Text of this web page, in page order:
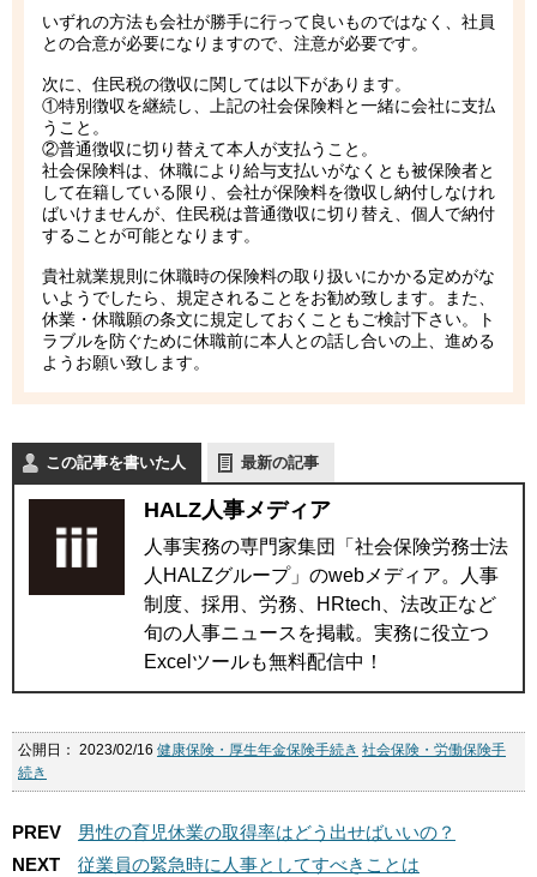
いずれの方法も会社が勝手に行って良いものではなく、社員
との合意が必要になりますので、注意が必要です。
次に、住民税の徴収に関しては以下があります。
①特別徴収を継続し、上記の社会保険料と一緒に会社に支払
うこと。
②普通徴収に切り替えて本人が支払うこと。
社会保険料は、休職により給与支払いがなくとも被保険者と
して在籍している限り、会社が保険料を徴収し納付しなけれ
ばいけませんが、住民税は普通徴収に切り替え、個人で納付
することが可能となります。
貴社就業規則に休職時の保険料の取り扱いにかかる定めがな
いようでしたら、規定されることをお勧め致します。また、
休業・休職願の条文に規定しておくこともご検討下さい。ト
ラブルを防ぐために休職前に本人との話し合いの上、進める
ようお願い致します。
この記事を書いた人 最新の記事
HALZ人事メディア
人事実務の専門家集団「社会保険労務士法
人HALZグループ」のwebメディア。人事
制度、採用、労務、HRtech、法改正など
旬の人事ニュースを掲載。実務に役立つ
Excelツールも無料配信中！
公開日： 2023/02/16 健康保険・厚生年金保険手続き 社会保険・労働保険手
続き
PREV
男性の育児休業の取得率はどう出せばいいの？
NEXT
従業員の緊急時に人事としてすべきことは